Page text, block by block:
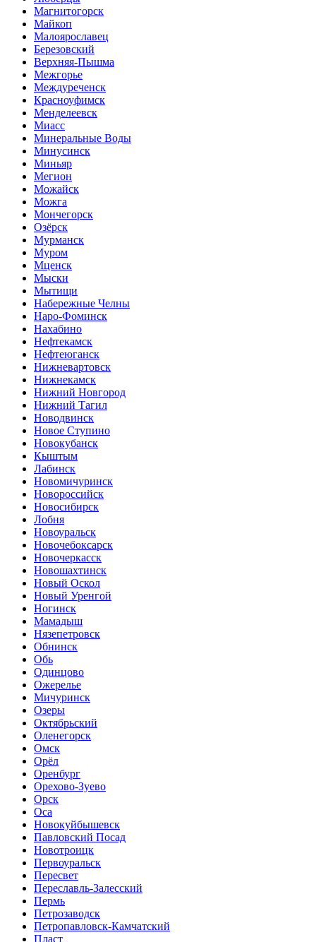
Магнитогорск
Майкоп
Малоярославец
Березовский
Верхняя-Пышма
Межгорье
Междуреченск
Красноуфимск
Менделеевск
Миасс
Минеральные Воды
Минусинск
Миньяр
Мегион
Можайск
Можга
Мончегорск
Озёрск
Мурманск
Муром
Мценск
Мыски
Мытищи
Набережные Челны
Наро-Фоминск
Нахабино
Нефтекамск
Нефтеюганск
Нижневартовск
Нижнекамск
Нижний Новгород
Нижний Тагил
Новодвинск
Новое Ступино
Новокубанск
Кыштым
Лабинск
Новомичуринск
Новороссийск
Новосибирск
Лобня
Новоуральск
Новочебоксарск
Новочеркасск
Новошахтинск
Новый Оскол
Новый Уренгой
Ногинск
Мамадыш
Нязепетровск
Обнинск
Обь
Одинцово
Ожерелье
Мичуринск
Озеры
Октябрьский
Оленегорск
Омск
Орёл
Оренбург
Орехово-Зуево
Орск
Оса
Новокуйбышевск
Павловский Посад
Новотроицк
Первоуральск
Пересвет
Переславль-Залесский
Пермь
Петрозаводск
Петропавловск-Камчатский
Пласт